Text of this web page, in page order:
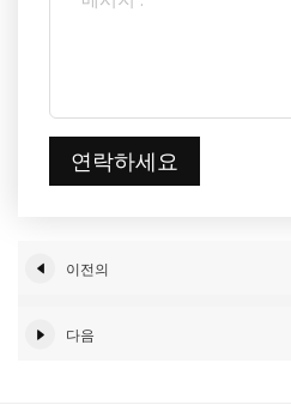
연락하세요
이전의
다음